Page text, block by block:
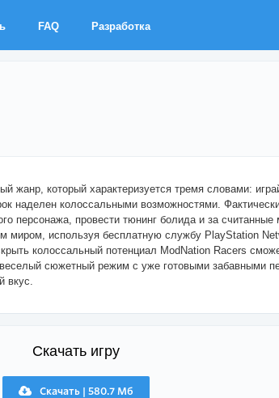
FAQ Разработка
жанр, который характеризуется тремя словами:
наделен колоссальными возможностями.
персонажа, провести тюнинг болида и за считанные
миром, используя бесплатную службу PlayStation
колоссальный потенциал ModNation Racers
сюжетный режим с уже готовыми забавными
вкус.
Скачать игру
Скачать | 580.7 Мб